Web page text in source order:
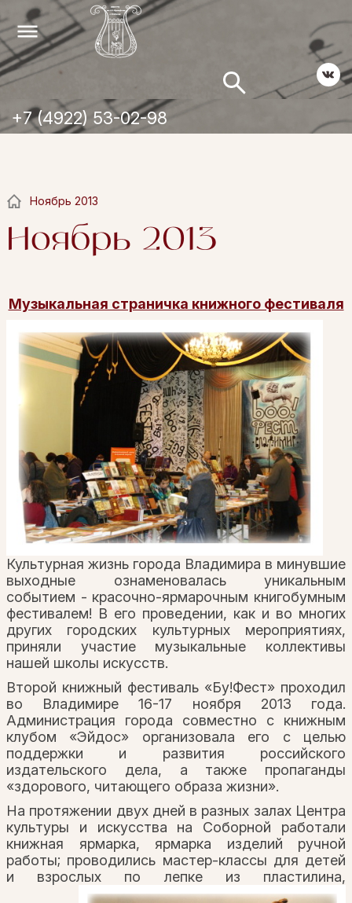
+7 (4922) 53-02-98
Ноябрь 2013
Ноябрь 2013
Музыкальная страничка книжного фестиваля
Культурная жизнь города Владимира в минувшие
выходные ознаменовалась уникальным
событием - красочно-ярмарочным книгобумным
фестивалем! В его проведении, как и во многих
других городских культурных мероприятиях,
приняли участие музыкальные коллективы
нашей школы искусств.
Второй книжный фестиваль «Бу!Фест» проходил
во Владимире 16-17 ноября 2013 года.
Администрация города совместно с книжным
клубом «Эйдос» организовала его с целью
поддержки и развития российского
издательского дела, а также пропаганды
«здорового, читающего образа жизни».
На протяжении двух дней в разных залах Центра
культуры и искусства на Соборной работали
книжная ярмарка, ярмарка изделий ручной
работы; проводились мастер-классы для детей
и взрослых по лепке из пластилина,